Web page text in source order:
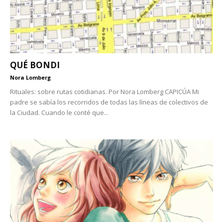
QUÉ BONDI
Nora Lomberg
Rituales: sobre rutas cotidianas. Por Nora Lomberg CAPICÚA Mi
padre se sabía los recorridos de todas las líneas de colectivos de
la Ciudad. Cuando le conté que...